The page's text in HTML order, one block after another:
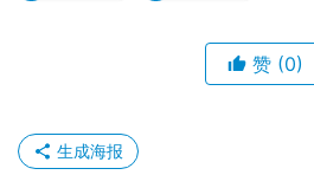
赞 (0)
生成海报